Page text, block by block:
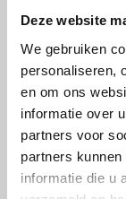
Deze website
We gebruiken
personaliseren,
en om ons
informatie over
partners voor
partners
informatie die u
Lichtgewicht
UV-bestendig
Eenvoudig te
Perfecte
Beschermfolie
bewerking en
Dankzij deze
gebruikte